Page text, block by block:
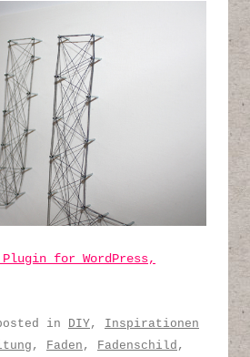
in DIY, Inspirationen
, Faden , Fadenschild ,